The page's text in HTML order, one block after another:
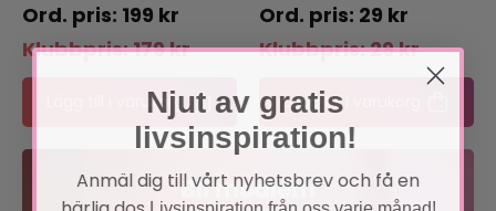
199 kr
Klubbpris:179kr
Lägg till i varukorg
29 kr
Klubbpris:29kr
Lägg till i varukorg
Bli medlem
Njut av gratis
livsinspiration!
Anmäl dig till vårt nyhetsbrev och få en
Livsinspiration från oss varje månad!